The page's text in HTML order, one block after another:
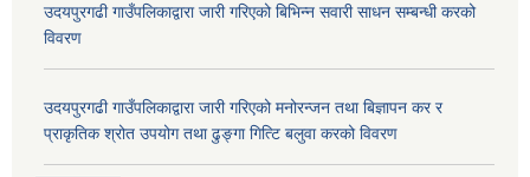
उदयपुरगढी गाउँपलिकाद्वारा जारी गरिएको बिभिन्न सवारी साधन सम्बन्धी करको
विवरण
उदयपुरगढी गाउँपलिकाद्वारा जारी गरिएको मनोरन्जन तथा बिज्ञापन कर र
प्राकृतिक श्रोत उपयोग तथा ढुङ्गा गित्टि बलुवा करको विवरण